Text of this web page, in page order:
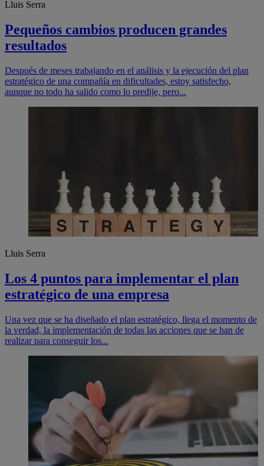
Lluis Serra
Pequeños cambios producen grandes
resultados
Después de meses trabajando en el análisis y la ejecución del plan
estratégico de una compañía en dificultades, estoy satisfecho,
aunque no todo ha salido como lo predije, pero...
Lluis Serra
Los 4 puntos para implementar el plan
estratégico de una empresa
Una vez que se ha diseñado el plan estratégico, llega el momento de
la verdad, la implementación de todas las acciones que se han de
realizar para conseguir los...